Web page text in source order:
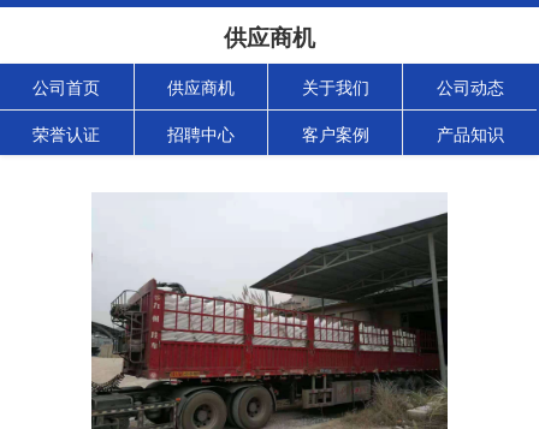
供应商机
公司首页 供应商机 关于我们 公司动态
荣誉认证 招聘中心 客户案例 产品知识